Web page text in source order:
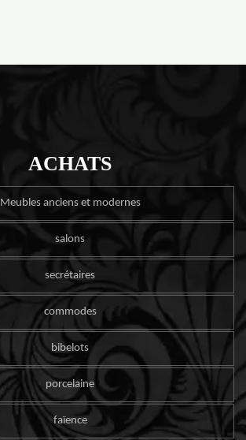
ACHATS
Meubles anciens et modernes
salons
secrétaires
commodes
bibelots
porcelaine
faïence